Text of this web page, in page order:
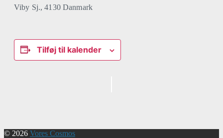
Viby Sj., 4130 Danmark
Tilføj til kalender
© 2026 Vores Cosmos